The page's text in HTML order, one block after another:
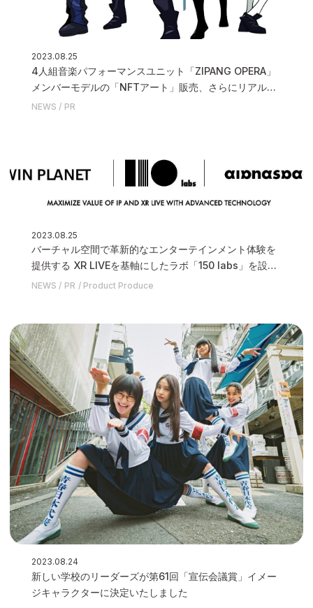
2023.08.25
4人組音楽パフォーマンスユニット「ZIPANG OPERA」
メンバーモデルの「NFTアート」販売、さらにリアルと
デジタルの融合「XR LIVE」の世界配信が決定いたしま
NEWS PR
2023.08.25
バーチャル空間で革新的なエンターテインメント体験を
提供する XR LIVEを基軸にしたラボ「150 labs」を設立
いたしました
NEWS PR Product Produce
2023.08.24
新しい学校のリーダーズが第61回「宣伝会議賞」イメー
ジキャラクターに決定いたしました